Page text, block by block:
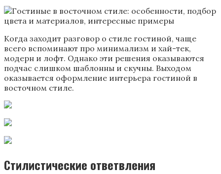
Когда заходит разговор о стиле гостиной, чаще
всего вспоминают про минимализм и хай-тек,
модерн и лофт. Однако эти решения оказываются
подчас слишком шаблонны и скучны. Выходом
оказывается оформление интерьера гостиной в
восточном стиле.
Стилистические ответвления